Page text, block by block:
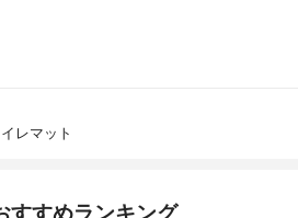
レマット
すすめランキング